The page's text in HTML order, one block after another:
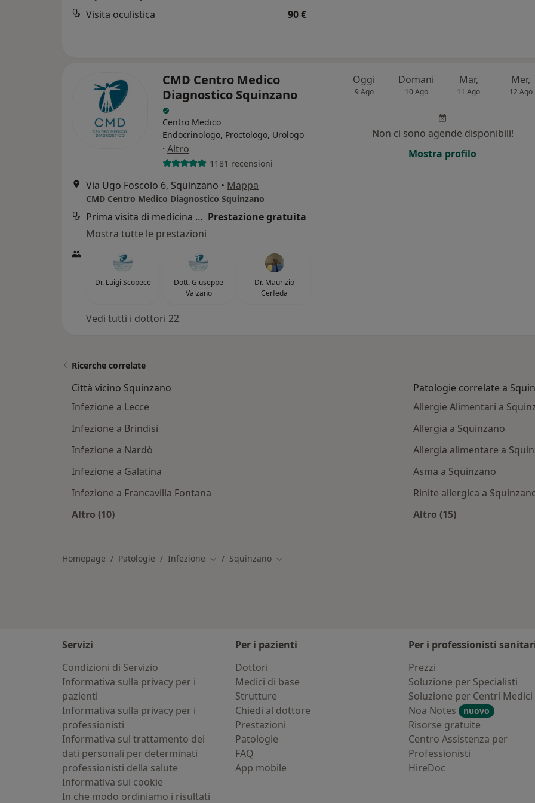
Visita oculistica 90 €
CMD Centro Medico
Diagnostico Squinzano
Centro Medico
Endocrinologo, Proctologo, Urologo
· Altro
1181 recensioni
Via Ugo Foscolo 6, Squinzano • Mappa
CMD Centro Medico Diagnostico Squinzano
Prima visita di medicina generale Prestazione gratuita
Mostra tutte le prestazioni
Dr. Luigi Scopece
Dott. Giuseppe
Valzano
Dr. Maurizio
Cerfeda
Vedi tutti i dottori 22
Oggi
9 Ago
Domani
10 Ago
Mar,
11 Ago
Mer,
12 Ago
Non ci sono agende disponibili!
Mostra profilo
Ricerche correlate
Città vicino Squinzano
Infezione a Lecce
Infezione a Brindisi
Infezione a Nardò
Infezione a Galatina
Infezione a Francavilla Fontana
Altro (10)
Patologie correlate a
Allergie Alimentari a
Allergia a Squinzano
Allergia alimentare a
Asma a Squinzano
Rinite allergica a
Altro (15)
Homepage Patologie Infezione Cambia città
Squinzano Cambia città
Servizi
Condizioni di Servizio
Informativa sulla privacy per i
pazienti
Informativa sulla privacy per i
professionisti
Informativa sul trattamento dei
dati personali per determinati
professionisti della salute
Informativa sui cookie
In che modo ordiniamo i risultati
Per i pazienti
Dottori
Medici di base
Strutture
Chiedi al dottore
Prestazioni
Patologie
FAQ
App mobile
Per i professionisti
Prezzi
Soluzione per Specialisti
Soluzione per Centri Medici
Noa Notes
nuovo
Risorse gratuite
Centro Assistenza per
Professionisti
HireDoc